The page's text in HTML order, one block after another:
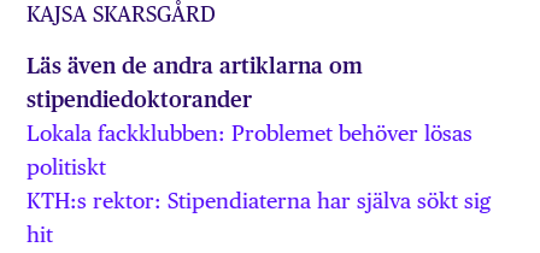
KAJSA SKARSGÅRD
Läs även de andra artiklarna om
stipendiedoktorander
Lokala fackklubben: Problemet behöver lösas
politiskt
KTH:s rektor: Stipendiaterna har själva sökt sig
hit